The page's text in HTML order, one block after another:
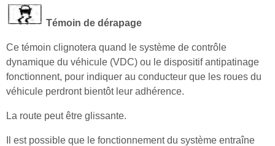
Témoin de dérapage
Ce témoin clignotera quand le système de contrôle
dynamique du véhicule (VDC) ou le dispositif antipatinage
fonctionnent, pour indiquer au conducteur que les roues du
véhicule perdront bientôt leur adhérence.
La route peut être glissante.
Il est possible que le fonctionnement du système entraîne